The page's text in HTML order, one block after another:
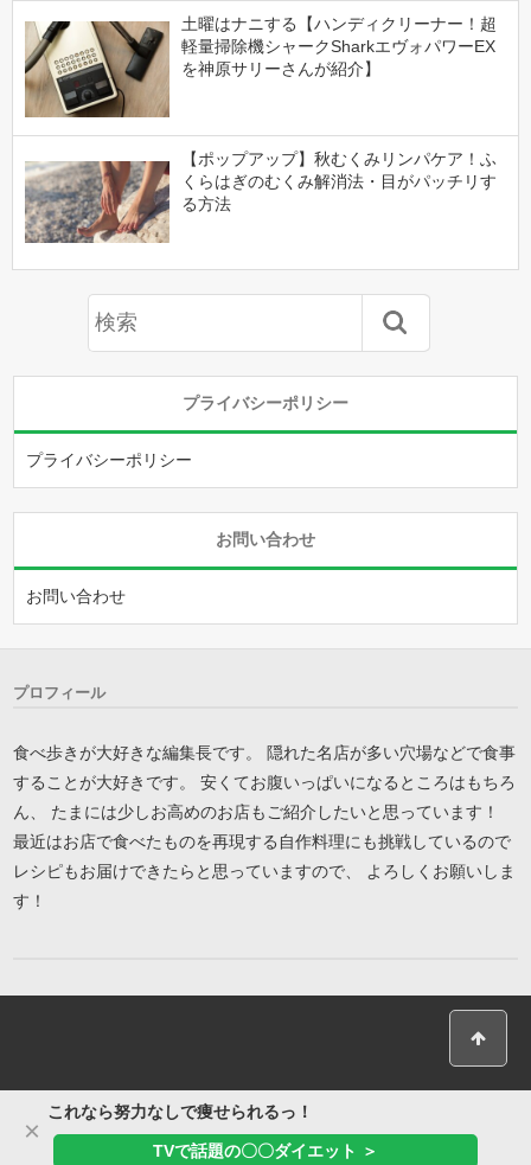
土曜はナニする【ハンディクリーナー！超
軽量掃除機シャークSharkエヴォパワーEX
を神原サリーさんが紹介】
【ポップアップ】秋むくみリンパケア！ふ
くらはぎのむくみ解消法・目がパッチリす
る方法
プライバシーポリシー
プライバシーポリシー
お問い合わせ
お問い合わせ
プロフィール
食べ歩きが大好きな編集長です。 隠れた名店が多い穴場などで食事
することが大好きです。 安くてお腹いっぱいになるところはもちろ
ん、 たまには少しお高めのお店もご紹介したいと思っています！
最近はお店で食べたものを再現する自作料理にも挑戦しているので
レシピもお届けできたらと思っていますので、 よろしくお願いしま
す！
×
これなら努力なしで痩せられるっ！
TVで話題の〇〇ダイエット ＞